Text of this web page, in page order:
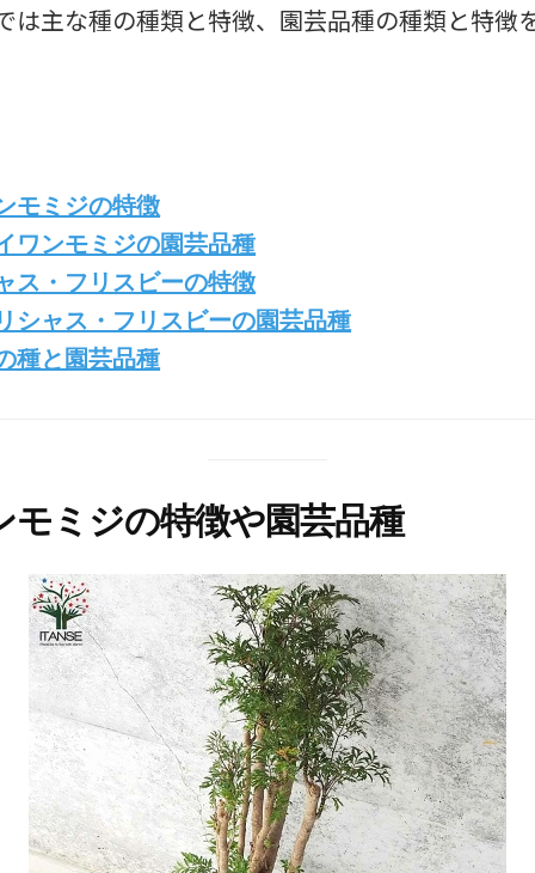
は主な種の種類と特徴、園芸品種の種類と特徴
モミジの特徴
ワンモミジの園芸品種
ス・フリスビーの特徴
シャス・フリスビーの園芸品種
種と園芸品種
モミジの特徴や園芸品種